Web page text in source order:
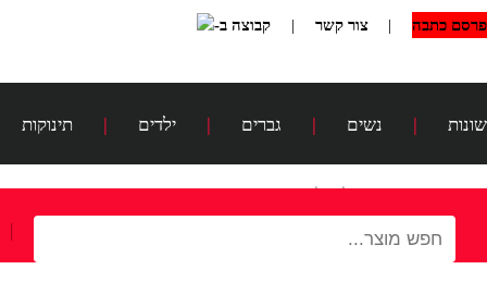
פרסם כתבה | צור קשר | קבוצה ב-
שונות | נשים | גברים | ילדים | תינוקות
דף הבית > מידות גדולות לשעות היום
|